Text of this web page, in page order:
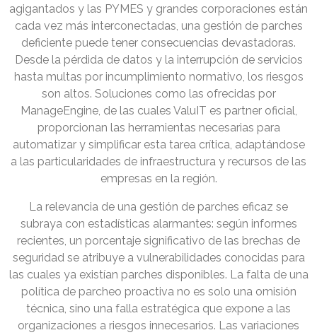
agigantados y las PYMES y grandes corporaciones están
cada vez más interconectadas, una gestión de parches
deficiente puede tener consecuencias devastadoras.
Desde la pérdida de datos y la interrupción de servicios
hasta multas por incumplimiento normativo, los riesgos
son altos. Soluciones como las ofrecidas por
ManageEngine, de las cuales ValuIT es partner oficial,
proporcionan las herramientas necesarias para
automatizar y simplificar esta tarea crítica, adaptándose
a las particularidades de infraestructura y recursos de las
empresas en la región.
La relevancia de una gestión de parches eficaz se
subraya con estadísticas alarmantes: según informes
recientes, un porcentaje significativo de las brechas de
seguridad se atribuye a vulnerabilidades conocidas para
las cuales ya existían parches disponibles. La falta de una
política de parcheo proactiva no es solo una omisión
técnica, sino una falla estratégica que expone a las
organizaciones a riesgos innecesarios. Las variaciones